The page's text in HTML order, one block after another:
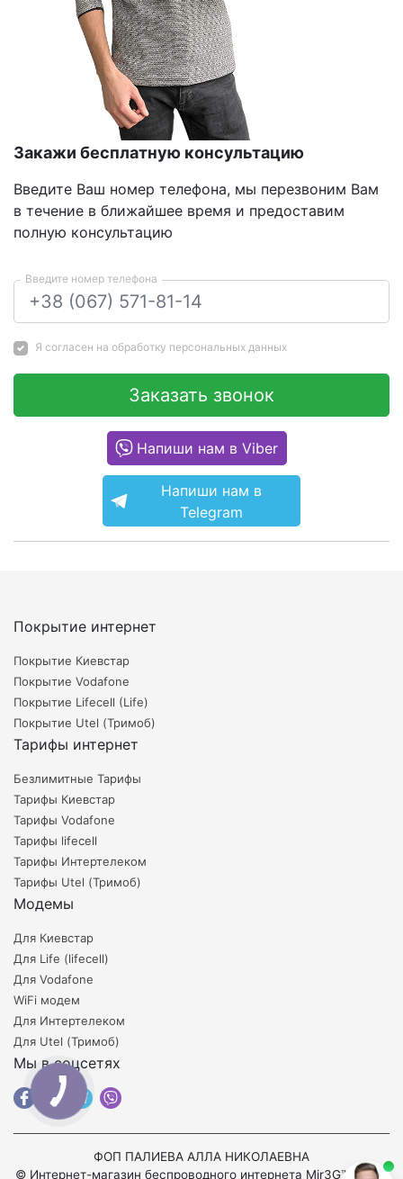
Закажи бесплатную консультацию
Введите Ваш номер телефона, мы перезвоним Вам
в течение в ближайшее время и предоставим
полную консультацию
Введите номер телефона
Я согласен на обработку персональных данных
Заказать звонок
Напиши нам в Viber
Напиши нам в
Telegram
Покрытие интернет
Покрытие Киевстар
Покрытие Vodafone
Покрытие Lifecell (Life)
Покрытие Utel (Тримоб)
Тарифы интернет
Безлимитные Тарифы
Тарифы Киевстар
Тарифы Vodafone
Тарифы lifecell
Тарифы Интертелеком
Тарифы Utel (Тримоб)
Модемы
Для Киевстар
Для Life (lifecell)
Для Vodafone
WiFi модем
Для Интертелеком
Для Utel (Тримоб)
Мы в соцсетях
ФОП ПАЛИЕВА АЛЛА НИКОЛАЕВНА
© Интернет-магазин беспроводного интернета Mir3G™ 2008-